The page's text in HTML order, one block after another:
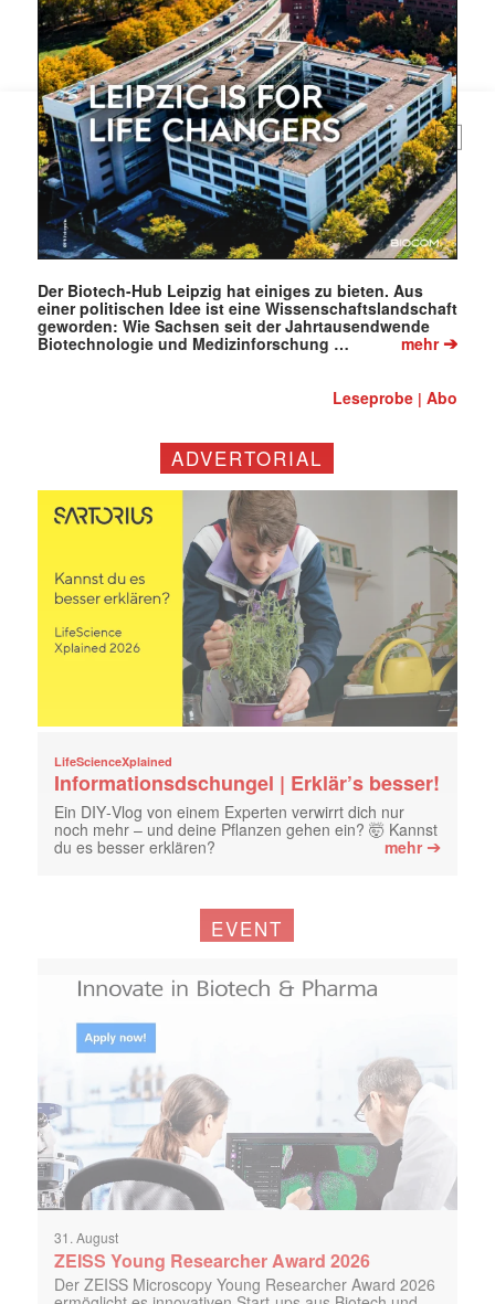
E-
Mail
(erforderlich)
Der Biotech-Hub Leipzig hat einiges zu bieten. Aus
einer politischen Idee ist eine Wissenschaftslandschaft
geworden: Wie Sachsen seit der Jahrtausendwende
Biotechnologie und Medizinforschung …
mehr➔
Leseprobe |Abo
ADVERTORIAL
LifeScienceXplained
Informationsdschungel | Erklär’s besser!
Ein DIY‑Vlog von einem Experten verwirrt dich nur
noch mehr – und deine Pflanzen gehen ein? 🤯 Kannst
du es besser erklären?
mehr➔
EVENT
31. August
ZEISS Young Researcher Award 2026
Der ZEISS Microscopy Young Researcher Award 2026